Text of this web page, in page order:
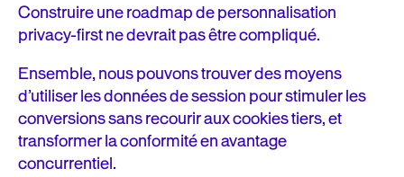
Construire une roadmap de personnalisation
privacy-first ne devrait pas être compliqué.
Ensemble, nous pouvons trouver des moyens
d’utiliser les données de session pour stimuler les
conversions sans recourir aux cookies tiers, et
transformer la conformité en avantage
concurrentiel.